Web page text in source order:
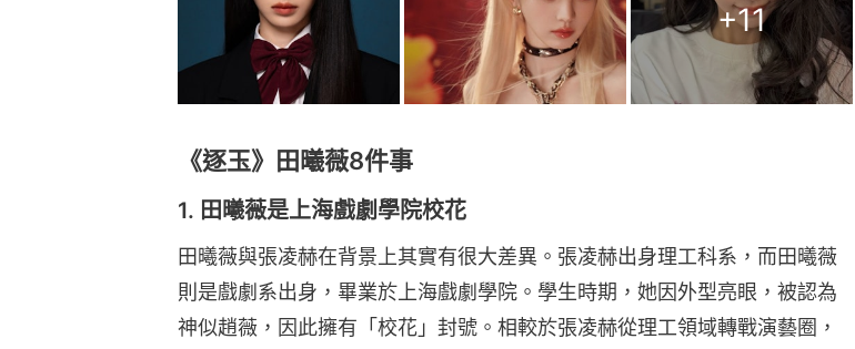
+11
《逐玉》田曦薇8件事
1. 田曦薇是上海戲劇學院校花
田曦薇與張凌赫在背景上其實有很大差異。張凌赫出身理工科系，而田曦薇
則是戲劇系出身，畢業於上海戲劇學院。學生時期，她因外型亮眼，被認為
神似趙薇，因此擁有「校花」封號。相較於張凌赫從理工領域轉戰演藝圈，